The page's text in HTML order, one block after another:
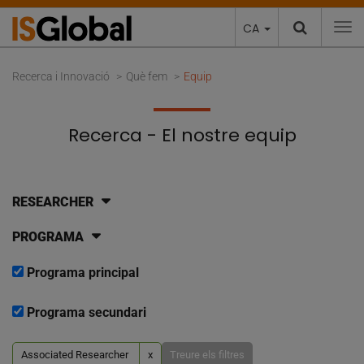
CA
Recerca i Innovació Què fem Equip
Recerca - El nostre equip
RESEARCHER
PROGRAMA
Programa principal
Programa secundari
Associated Researcher x Treure els filtres